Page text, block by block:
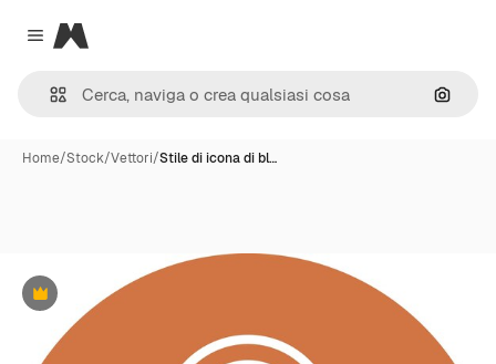
Close menu
Magnific
Cerca
Home/Stock/Vettori/Stile di icona di bl…
Premium